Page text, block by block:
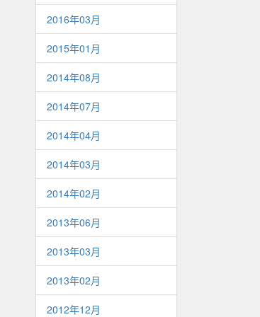
2016年03月
2015年01月
2014年08月
2014年07月
2014年04月
2014年03月
2014年02月
2013年06月
2013年03月
2013年02月
2012年12月